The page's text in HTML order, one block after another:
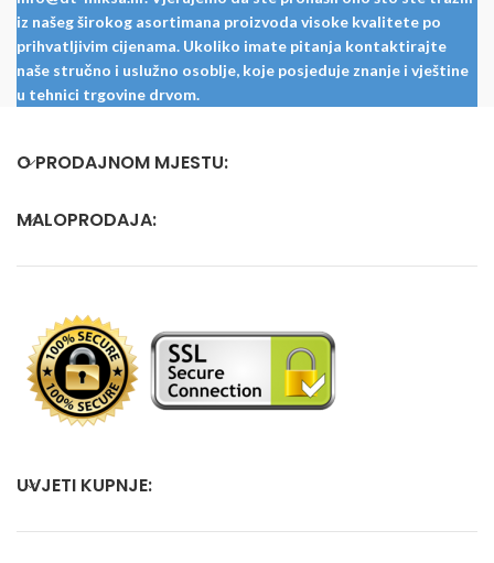
iz našeg širokog asortimana proizvoda visoke kvalitete po
prihvatljivim cijenama. Ukoliko imate pitanja kontaktirajte
naše stručno i uslužno osoblje, koje posjeduje znanje i vještine
u tehnici trgovine drvom.
O PRODAJNOM MJESTU:
MALOPRODAJA:
UVJETI KUPNJE: